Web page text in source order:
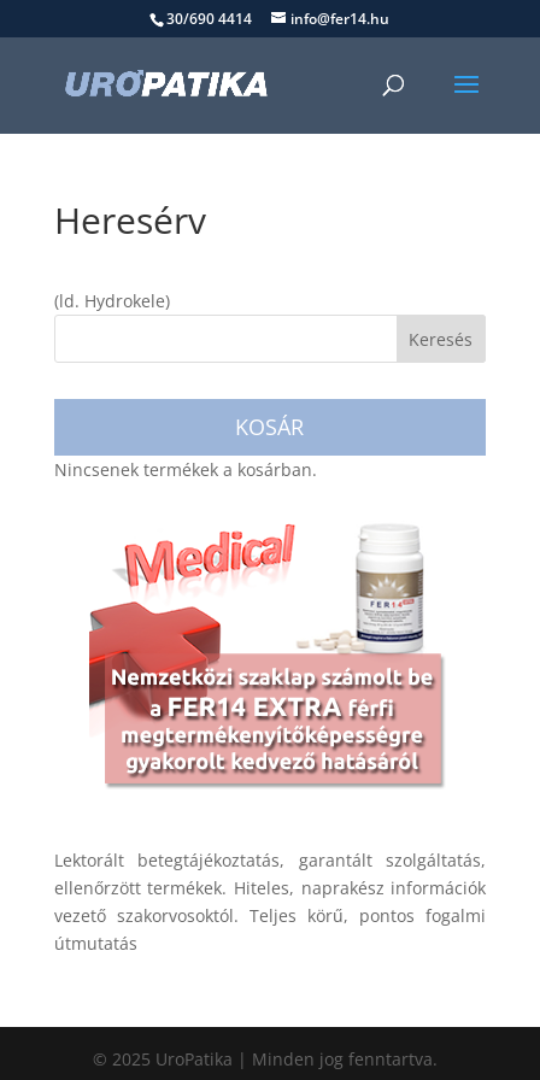
30/690 4414 info@fer14.hu
Heresérv
(ld. Hydrokele)
KOSÁR
Nincsenek termékek a kosárban.
Lektorált betegtájékoztatás, garantált szolgáltatás,
ellenőrzött termékek. Hiteles, naprakész információk
vezető szakorvosoktól. Teljes körű, pontos fogalmi
útmutatás
© 2025 UroPatika | Minden jog fenntartva.